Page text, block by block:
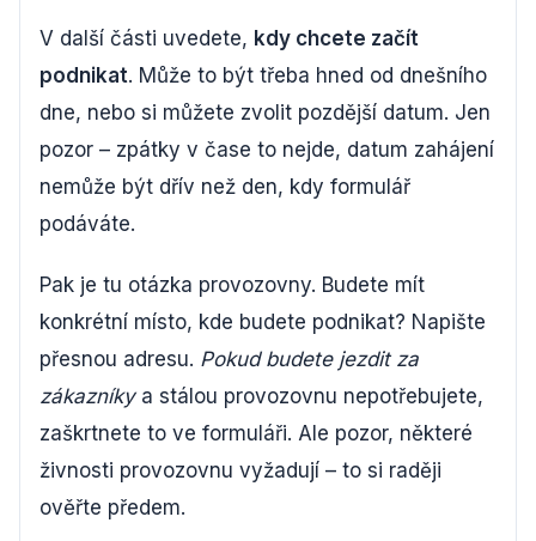
V další části uvedete, kdy chcete začít
podnikat. Může to být třeba hned od dnešního
dne, nebo si můžete zvolit pozdější datum. Jen
pozor – zpátky v čase to nejde, datum zahájení
nemůže být dřív než den, kdy formulář
podáváte.
Pak je tu otázka provozovny. Budete mít
konkrétní místo, kde budete podnikat? Napište
přesnou adresu. Pokud budete jezdit za
zákazníkya stálou provozovnu nepotřebujete,
zaškrtnete to ve formuláři. Ale pozor, některé
živnosti provozovnu vyžadují – to si raději
ověřte předem.